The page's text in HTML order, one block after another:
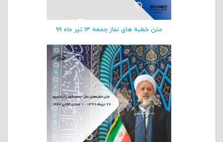
متن خطبه های نماز جمعه ۱۳ تیر ماه ۹۹